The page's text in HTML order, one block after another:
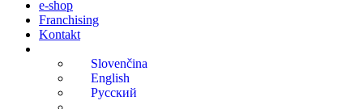
e-shop
Franchising
Kontakt